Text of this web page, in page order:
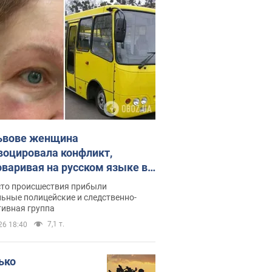
женщина
конфликт,
на русском языке в
полиция составила
протокол.
происшествия прибыли
полицейские и следственно-
группа
18:40 7,1 т.